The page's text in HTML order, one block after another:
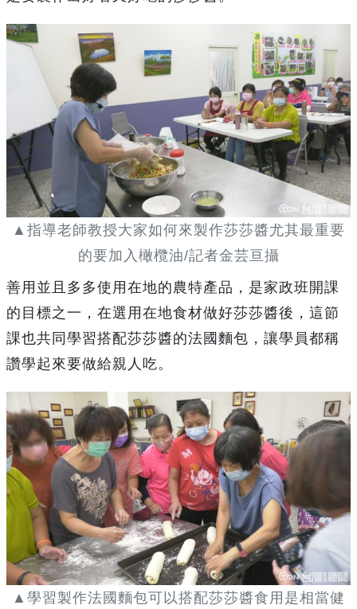
▲指導老師教授大家如何來製作莎莎醬尤其最重要
的要加入橄欖油/記者金芸亘攝
善用並且多多使用在地的農特產品，是家政班開課
的目標之一，在選用在地食材做好莎莎醬後，這節
課也共同學習搭配莎莎醬的法國麵包，讓學員都稱
讚學起來要做給親人吃。
▲學習製作法國麵包可以搭配莎莎醬食用是相當健